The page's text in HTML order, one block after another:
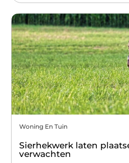
Woning En Tuin
Sierhekwerk laten
verwachten